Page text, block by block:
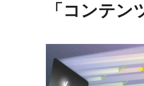
「コンテン